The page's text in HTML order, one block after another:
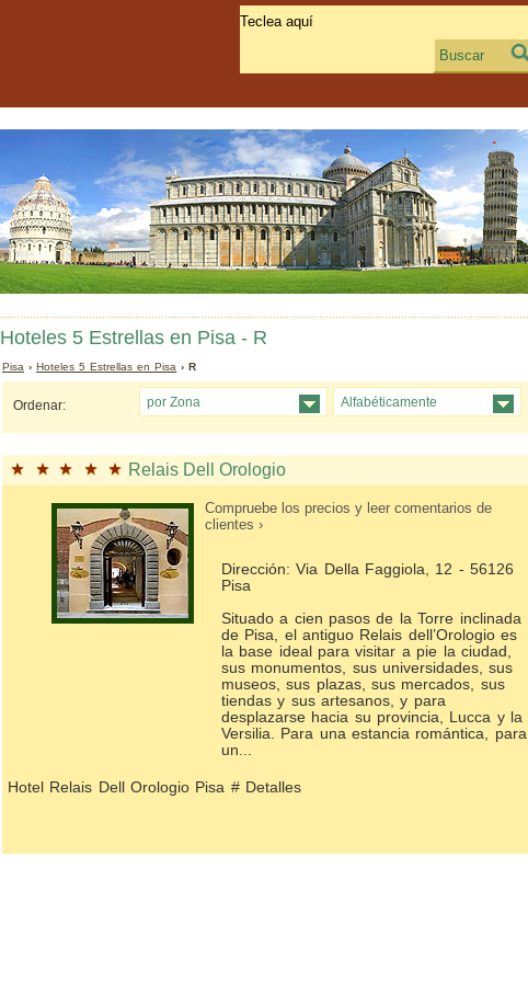
Hoteles 5 Estrellas en Pisa - R
Pisa ›Hoteles 5 Estrellas en Pisa › R
Ordenar: por Zona Alfabéticamente
Relais Dell Orologio
Compruebe los precios y leer comentarios de
clientes ›
Dirección: Via Della Faggiola, 12 - 56126
Pisa
Situado a cien pasos de la Torre inclinada
de Pisa, el antiguo Relais dell’Orologio es
la base ideal para visitar a pie la ciudad,
sus monumentos, sus universidades, sus
museos, sus plazas, sus mercados, sus
tiendas y sus artesanos, y para
desplazarse hacia su provincia, Lucca y la
Versilia. Para una estancia romántica, para
un...
Hotel Relais Dell Orologio Pisa # Detalles
Buscar